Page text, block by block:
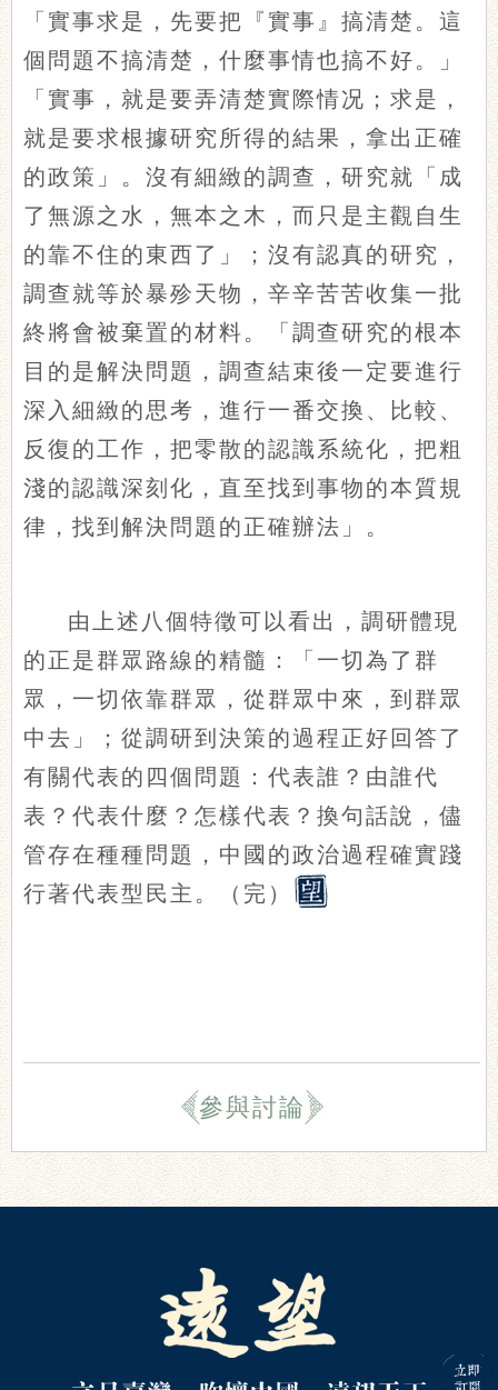
「實事求是，先要把『實事』搞清楚。這
個問題不搞清楚，什麼事情也搞不好。」
「實事，就是要弄清楚實際情况；求是，
就是要求根據研究所得的結果，拿出正確
的政策」。沒有細緻的調查，研究就「成
了無源之水，無本之木，而只是主觀自生
的靠不住的東西了」；沒有認真的研究，
調查就等於暴殄天物，辛辛苦苦收集一批
終將會被棄置的材料。「調查研究的根本
目的是解決問題，調查結束後一定要進行
深入細緻的思考，進行一番交換、比較、
反復的工作，把零散的認識系統化，把粗
淺的認識深刻化，直至找到事物的本質規
律，找到解決問題的正確辦法」。
由上述八個特徵可以看出，調研體現
的正是群眾路線的精髓：「一切為了群
眾，一切依靠群眾，從群眾中來，到群眾
中去」；從調研到決策的過程正好回答了
有關代表的四個問題：代表誰？由誰代
表？代表什麼？怎樣代表？換句話說，儘
管存在種種問題，中國的政治過程確實踐
行著代表型民主。（ 完 ）
參與討論